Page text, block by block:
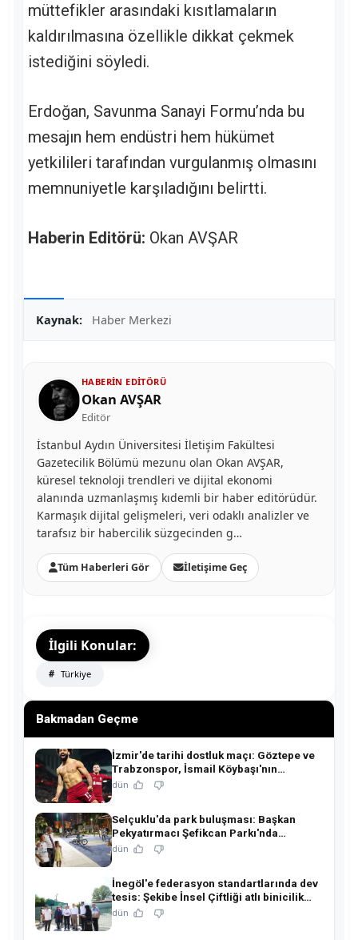
müttefikler arasındaki kısıtlamaların
kaldırılmasına özellikle dikkat çekmek
istediğini söyledi.
Erdoğan, Savunma Sanayi Formu’nda bu
mesajın hem endüstri hem hükümet
yetkilileri tarafından vurgulanmış olmasını
memnuniyetle karşıladığını belirtti.
Haberin Editörü: Okan AVŞAR
Kaynak: Haber Merkezi
HABERIN EDITÖRÜ
Okan AVŞAR
Editör
İstanbul Aydın Üniversitesi İletişim Fakültesi
Gazetecilik Bölümü mezunu olan Okan AVŞAR,
küresel teknoloji trendleri ve dijital ekonomi
alanında uzmanlaşmış kıdemli bir haber editörüdür.
Karmaşık dijital gelişmeleri, veri odaklı analizler ve
tarafsız bir habercilik süzgecinden g…
Tüm Haberleri Gör İletişime Geç
İlgili Konular:
Türkiye
Bakmadan Geçme
İzmir'de tarihi dostluk maçı: Göztepe ve
Trabzonspor, İsmail Köybaşı'nın
jübilesinde buluşuyor!
dün
Selçuklu'da park buluşması: Başkan
Pekyatırmacı Şefikcan Parkı'nda
hemşehrileriyle buluştu!
dün
İnegöl'e federasyon standartlarında dev
tesis: Şekibe İnsel Çiftliği atlı binicilik
merkezine dönüşüyor!
dün